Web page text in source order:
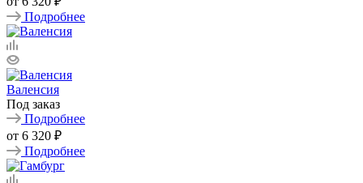
Подробнее
Валенсия
Под заказ
Подробнее
от 6 320 ₽
Подробнее